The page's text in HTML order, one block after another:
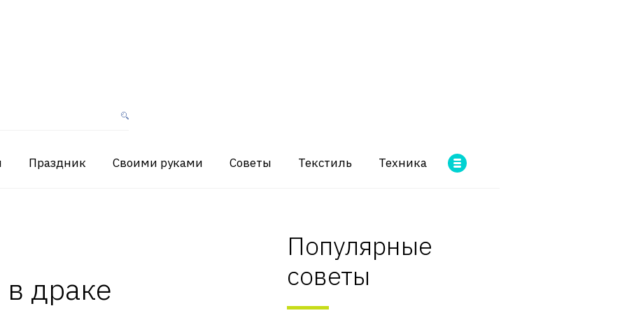
Праздник Своими руками Советы Текстиль Техника
драке
Популярные
советы